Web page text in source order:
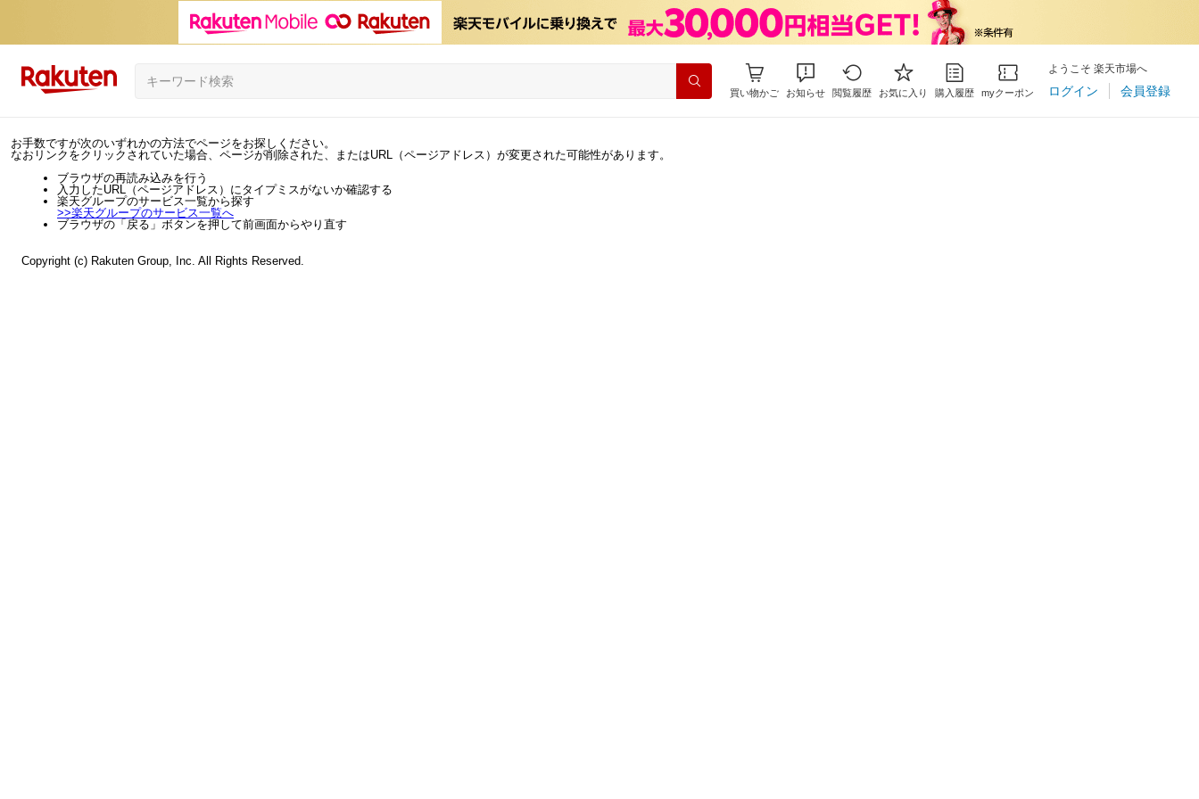
買い物かご お知らせ 閲覧履歴 お気に入り 購入履歴 myクーポン
ようこそ 楽天市場へ
ログイン 会員登録
お手数ですが次のいずれかの方法でページをお探しください。
なおリンクをクリックされていた場合、ページが削除された、またはURL（ページアドレス）が変更された可能性があります。
ブラウザの再読み込みを行う
入力したURL（ページアドレス）にタイプミスがないか確認する
楽天グループのサービス一覧から探す
>>楽天グループのサービス一覧へ
ブラウザの「戻る」ボタンを押して前画面からやり直す
Copyright (c) Rakuten Group, Inc. All Rights Reserved.